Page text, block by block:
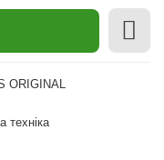
ORIGINAL
техніка